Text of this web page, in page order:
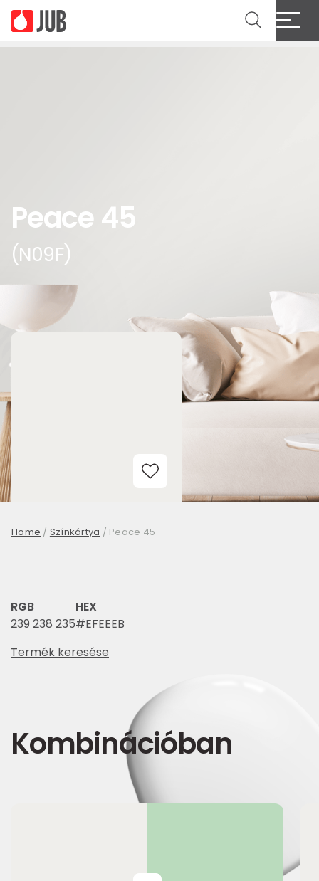
Peace 45
(N09F)
Add to Wishlist
Home / Színkártya / Peace 45
RGB
239 238 235
HEX
#EFEEEB
Termék keresése
Kombinációban